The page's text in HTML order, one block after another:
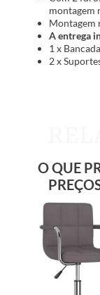
montagem
Montagem
A entrega
1 x Bancada
2 x
O QUE